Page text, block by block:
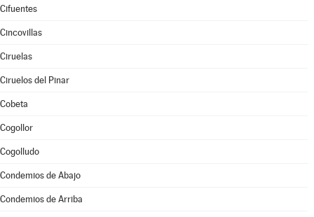
Cifuentes
Cincovillas
Ciruelas
Ciruelos del Pinar
Cobeta
Cogollor
Cogolludo
Condemios de Abajo
Condemios de Arriba